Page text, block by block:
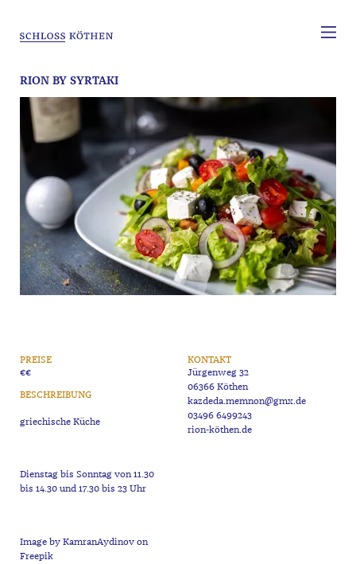
RION BY SYRTAKI
PREISE
€€
BESCHREIBUNG
griechische Küche
Dienstag bis Sonntag von 11.30
bis 14.30 und 17.30 bis 23 Uhr
Image by KamranAydinov on
Freepik
KONTAKT
Jürgenweg 32
06366 Köthen
kazdeda.memnon@gmx.de
03496 6499243
rion-köthen.de